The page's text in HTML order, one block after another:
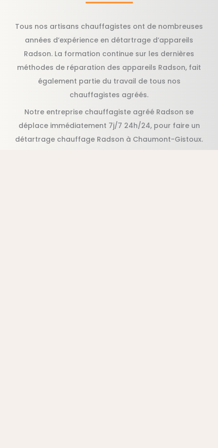
Tous nos artisans chauffagistes ont de nombreuses
années d’expérience en détartrage d’appareils
Radson. La formation continue sur les dernières
méthodes de réparation des appareils Radson, fait
également partie du travail de tous nos
chauffagistes agréés.
Notre entreprise chauffagiste agréé Radson se
déplace immédiatement 7j/7 24h/24, pour faire un
détartrage chauffage Radson à Chaumont-Gistoux.